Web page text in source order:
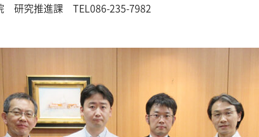
研究推進課 TEL086-235-7982